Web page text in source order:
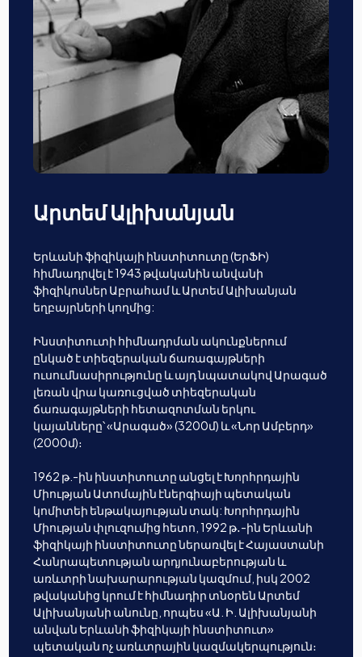
Արտեմ Ալիխանյան
Երևանի ֆիզիկայի ինստիտուտը (ԵրՖԻ)
հիմնադրվել է 1943 թվականին անվանի
ֆիզիկոսներ Աբրահամ և Արտեմ Ալիխանյան
եղբայրների կողմից:
Ինստիտուտի հիմնադրման ակունքներում
ընկած է տիեզերական ճառագայթների
ուսումնասիրությունը և այդ նպատակով Արագած
լեռան վրա կառուցված տիեզերական
ճառագայթների հետազոտման երկու
կայանները՝ «Արագած» (3200մ) և «Նոր Ամբերդ»
(2000մ)։
1962 թ.-ին ինստիտուտը անցել է Խորհրդային
Միության Ատոմային էներգիայի պետական
կոմիտեի ենթակայության տակ: Խորհրդային
Միության փլուզումից հետո, 1992 թ․-ին Երևանի
ֆիզիկայի ինստիտուտը ներառվել է Հայաստանի
Հանրապետության արդյունաբերության և
առևտրի նախարարության կազմում, իսկ 2002
թվականից կրում է հիմնադիր տնօրեն Արտեմ
Ալիխանյանի անունը, որպես «Ա. Ի. Ալիխանյանի
անվան Երևանի ֆիզիկայի ինստիտուտ»
պետական ոչ առևտրային կազմակերպություն։